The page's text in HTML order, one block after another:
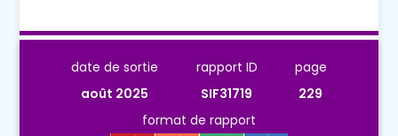
date de sortie
août 2025
rapport ID
SIF31719
page
229
format de rapport